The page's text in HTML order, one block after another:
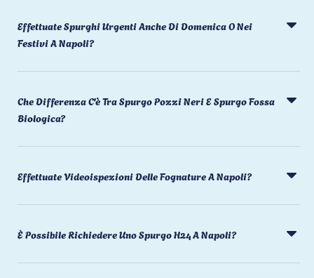
Effettuate Spurghi Urgenti Anche Di Domenica O Nei
Festivi A Napoli?
Che Differenza C'è Tra Spurgo Pozzi Neri E Spurgo Fossa
Biologica?
Effettuate Videoispezioni Delle Fognature A Napoli?
È Possibile Richiedere Uno Spurgo H24 A Napoli?